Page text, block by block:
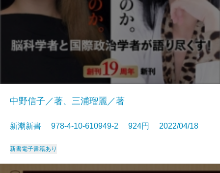
中野信子／著、三浦瑠麗／著
新潮新書 978-4-10-610949-2 924円 2022/04/18
新書電子書籍あり